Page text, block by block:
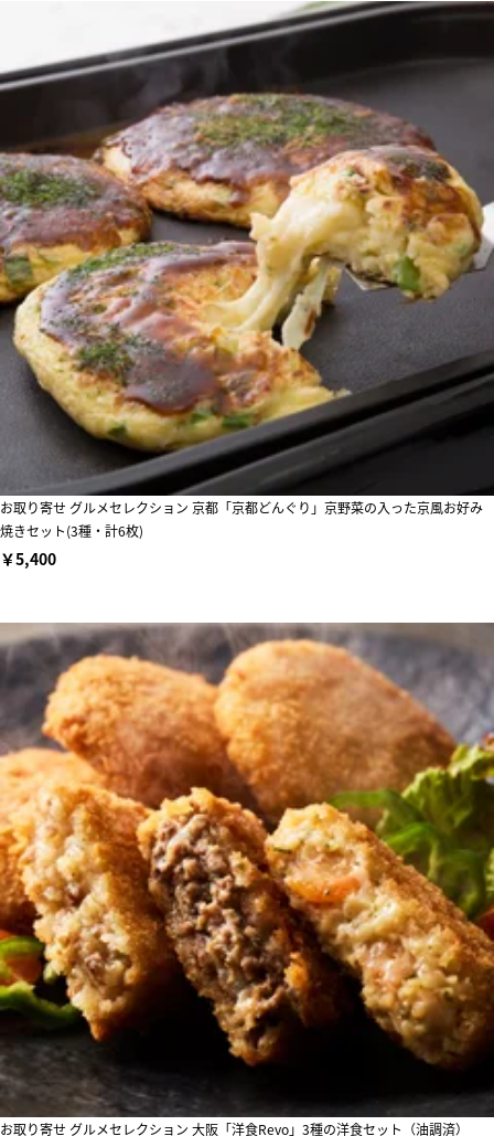
お取り寄せ グルメセレクション 京都「京都どんぐり」京野菜の入った京風お好み
焼きセット(3種・計6枚)
￥5,400
お取り寄せ グルメセレクション 大阪「洋食Revo」3種の洋食セット（油調済）